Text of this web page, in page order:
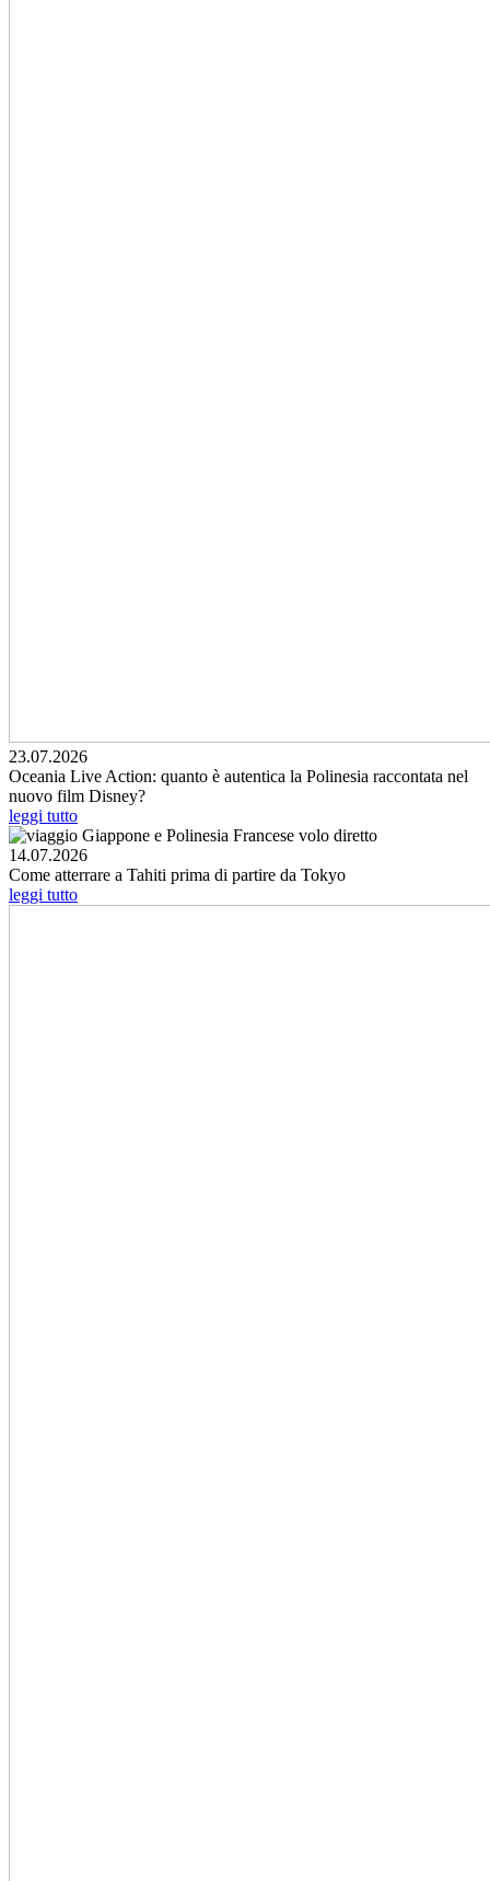
23.07.2026
Oceania Live Action: quanto è autentica la Polinesia raccontata nel
nuovo film Disney?
leggi tutto
14.07.2026
Come atterrare a Tahiti prima di partire da Tokyo
leggi tutto